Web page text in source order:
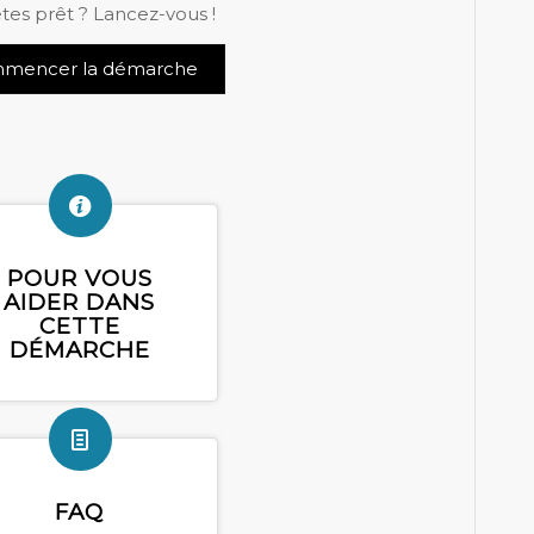
prêt ? Lancez-vous !
la démarche
POUR VOUS
AIDER DANS
CETTE
DÉMARCHE
FAQ